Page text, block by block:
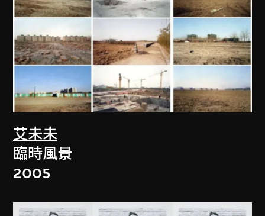
艾未未
臨時風景
2005